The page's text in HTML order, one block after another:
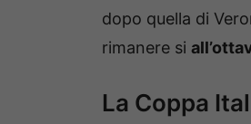
dopo quella di
rimanere si
La Coppa